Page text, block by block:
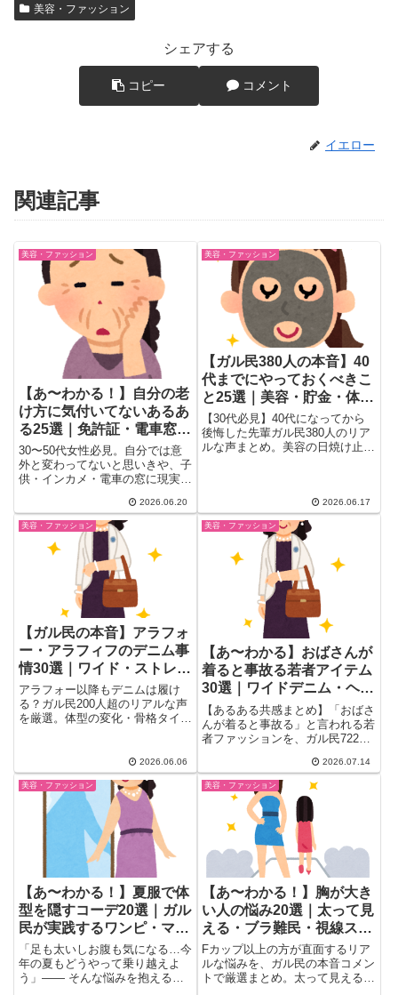
美容・ファッション
シェアする
コピー コメント
イエロー
関連記事
美容・ファッション
【あ〜わかる！】自分の老
け方に気付いてないあるあ
る25選｜免許証・電車窓・
インカメが暴くリアルな老
い
30〜50代女性必見。自分では意
外と変わってないと思いきや、子
供・インカメ・電車の窓に現実を
続々告白。「証明写真はウソをつ
かない」「インカメで老婆かよ」
「電車の窓でほうれい線に愕然」
など、老け顔あるあるをリアルな
声付きで紹介。
2026.06.20
美容・ファッション
【ガル民380人の本音】40
代までにやっておくべきこ
と25選｜美容・貯金・体
力・歯の後悔リスト
【30代必見】40代になってから
後悔した先輩ガル民380人のリア
ルな声まとめ。美容の日焼け止
『30代のうちにやっておくべき
こと』25選を一気にチェックで
きます。
2026.06.17
美容・ファッション
【ガル民の本音】アラフォ
ー・アラフィフのデニム事
情30選｜ワイド・ストレー
ト・色の選び方
アラフォー以降もデニムは履け
る？ガル民200人超のリアルな声
を厳選。体型の変化・骨格タイプ
め。「年齢で諦めたら着る服なく
なる」派と「お腹が苦しくて無
理」派、あなたはどっち？
2026.06.06
美容・ファッション
【あ〜わかる】おばさんが
着ると事故る若者アイテム
30選｜ワイドデニム・ヘソ
出し服のリアルな本音
【あるある共感まとめ】「おばさ
んが着ると事故る」と言われる若
者ファッションを、ガル民722人
ソ出し服、ペプラム、スナイデル
など注意したいアイテムと、体型
カバーのコツ・アラフォー世代の
リアルな心境までまとめました。
2026.07.14
美容・ファッション
【あ〜わかる！】夏服で体
型を隠すコーデ20選｜ガル
民が実践するワンピ・マキ
シ・素材のコツ
「足も太いしお腹も気になる…今
年の夏もどうやって乗り越えよ
う」―― そんな悩みを抱えるガ
美容・ファッション
【あ〜わかる！】胸が大き
い人の悩み20選｜太って見
える・ブラ難民・視線スト
レス・夏の汗対策
Fカップ以上の方が直面するリア
ルな悩みを、ガル民の本音コメン
トで厳選まとめ。太って見える・